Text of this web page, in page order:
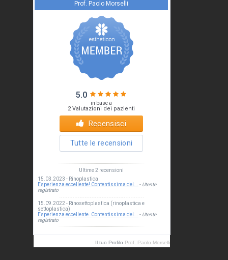
Il tuo Profilo Prof. Paolo Morselli